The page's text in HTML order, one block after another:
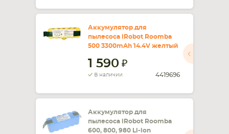
Аккумулятор для
пылесоса iRobot Roomba
500 3300mAh 14.4V желтый
1 590
В наличии 4419696
Аккумулятор для
пылесоса iRobot Roomba
600, 800, 980 Li-ion